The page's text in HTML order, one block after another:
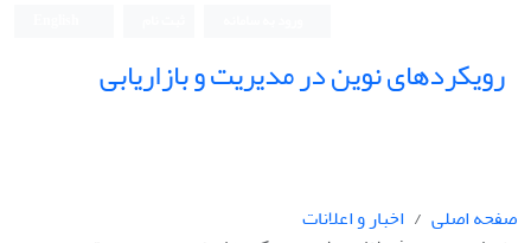
رویکردهای نوین در مدیریت و بازاریابی
صفحه اصلی
اخبار و اعلانات